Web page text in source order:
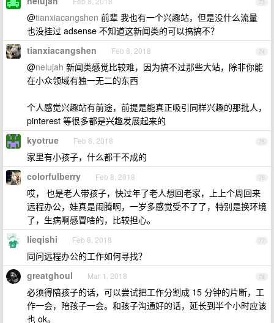
73
@tianxiacangshen 前辈 我也有一个兴趣站，但是没什么流量
也没挂过 adsense 不知道这新闻类的可以搞搞不？
74
tianxiacangshen Feb 8, 2018
@nelujah 新闻类感觉比较难，因为搞不过那些大站，除非你能
在小众领域有独一无二的东西
个人感觉兴趣站有前途，前提是能真正吸引同样兴趣的那批人，
pinterest 等很多都是兴趣发展起来的
75
kyotrue Feb 8, 2018
家里有小孩子，什么都干不成的
76
colorfulberry Feb 8, 2018
哎， 也是老人带孩子，快过年了老人想回老家，上上个周回来
远程办公，娃真是闹腾啊，一岁多感觉受不了了，特别是换环境
了，生病啊感冒啥的，比较担心。
77
lieqishi Feb 8, 2018
同问远程办公的工作如何寻找？
78
greatghoul Mar 1, 2018
必须得陪孩子的话，可以尝试把工作分割成 15 分钟的片断，工
作一会，陪孩子一会。和孩子沟通好的话，延长到半个小时应该
也 ok。